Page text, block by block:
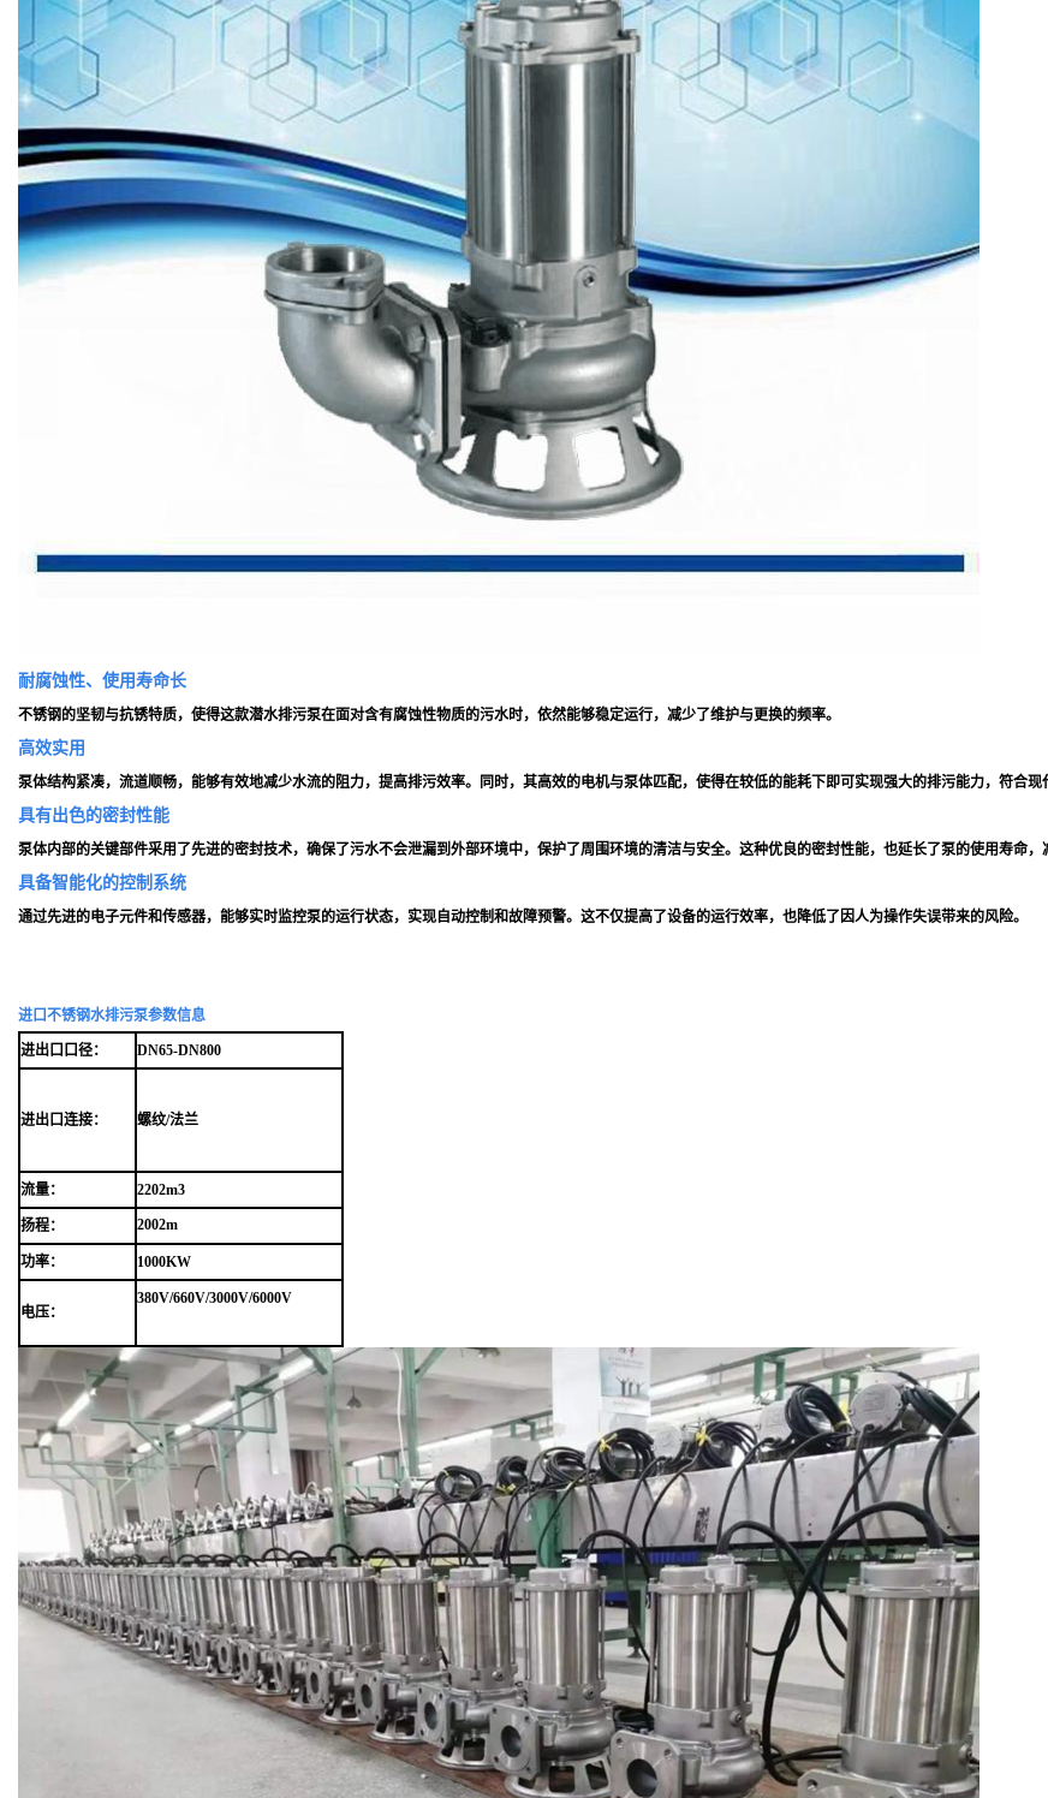
耐腐蚀性、 使用寿命长
不锈钢的坚韧与抗锈特质，使得这款潜水排污泵在面对含有腐蚀性物质的污水时，依然能够稳定运行，减少了维护与更换的频率。
高效实用
泵体结构紧凑，流道顺畅，能够有效地减少水流的阻力，提高排污效率。同时，其高效的电机与泵体匹配，使得在较低的能耗下即可实现强大的排污能力，符合现
具有出色的密封性能
泵体内部的关键部件采用了先进的密封技术，确保了污水不会泄漏到外部环境中，保护了周围环境的清洁与安全。这种优良的密封性能，也延长了泵的使用寿命，
具备智能化的控制系统
通过先进的电子元件和传感器，能够实时监控泵的运行状态，实现自动控制和故障预警。这不仅提高了设备的运行效率，也降低了因人为操作失误带来的风险。
进口不锈钢水排污泵参数信息
进出口口径： DN65-DN800
进出口连接： 螺纹/法兰
流量： 2202m3
扬程： 2002m
功率： 1000KW
电压：
380V/660V/3000V/6000V